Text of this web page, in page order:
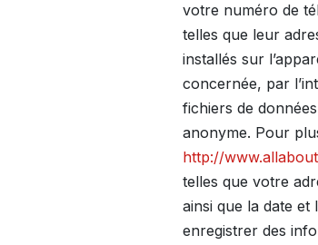
votre numéro de
telles que leur
installés sur
concernée, par
fichiers de
anonyme. Pour
http://
telles que votre
ainsi que la date et
enregistrer des